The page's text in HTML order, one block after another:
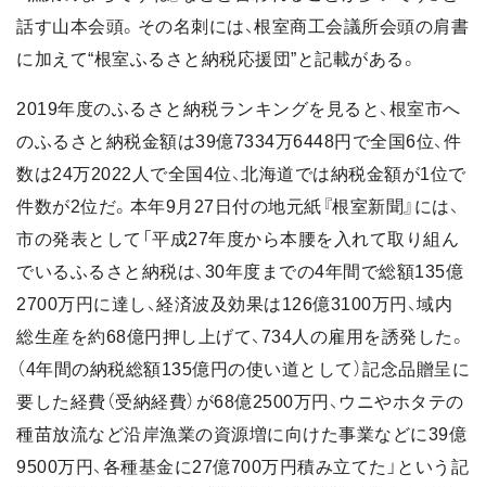
話す山本会頭。その名刺には、根室商工会議所会頭の肩書
に加えて“根室ふるさと納税応援団”と記載がある。
2019年度のふるさと納税ランキングを見ると、根室市へ
のふるさと納税金額は39億7334万6448円で全国6位、件
数は24万2022人で全国4位、北海道では納税金額が1位で
件数が2位だ。本年9月27日付の地元紙『根室新聞』には、
市の発表として「平成27年度から本腰を入れて取り組ん
でいるふるさと納税は、30年度までの4年間で総額135億
2700万円に達し、経済波及効果は126億3100万円、域内
総生産を約68億円押し上げて、734人の雇用を誘発した。
（4年間の納税総額135億円の使い道として）記念品贈呈に
要した経費（受納経費）が68億2500万円、ウニやホタテの
種苗放流など沿岸漁業の資源増に向けた事業などに39億
9500万円、各種基金に27億700万円積み立てた」という記